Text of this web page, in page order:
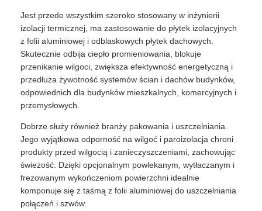
Jest przede wszystkim szeroko stosowany w inżynierii
izolacji termicznej, ma zastosowanie do płytek izolacyjnych
z folii aluminiowej i odblaskowych płytek dachowych.
Skutecznie odbija ciepło promieniowania, blokuje
przenikanie wilgoci, zwiększa efektywność energetyczną i
przedłuża żywotność systemów ścian i dachów budynków,
odpowiednich dla budynków mieszkalnych, komercyjnych i
przemysłowych.
Dobrze służy również branży pakowania i uszczelniania.
Jego wyjątkowa odporność na wilgoć i paroizolacja chroni
produkty przed wilgocią i zanieczyszczeniami, zachowując
świeżość. Dzięki opcjonalnym powlekanym, wytłaczanym i
frezowanym wykończeniom powierzchni idealnie
komponuje się z taśmą z folii aluminiowej do uszczelniania
połączeń i szwów.